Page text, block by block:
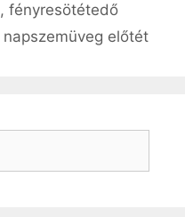
,fényresötétedő
napszemüveg előtét